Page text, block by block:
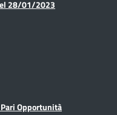
28/01/2023
Opportunità